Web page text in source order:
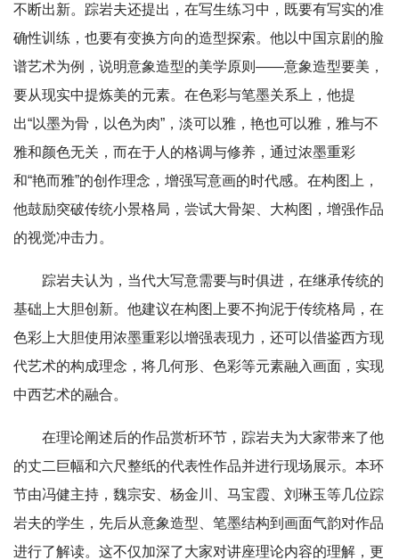
不断出新。踪岩夫还提出，在写生练习中，既要有写实的准
确性训练，也要有变换方向的造型探索。他以中国京剧的脸
谱艺术为例，说明意象造型的美学原则——意象造型要美，
要从现实中提炼美的元素。在色彩与笔墨关系上，他提
出“以墨为骨，以色为肉”，淡可以雅，艳也可以雅，雅与不
雅和颜色无关，而在于人的格调与修养，通过浓墨重彩
和“艳而雅”的创作理念，增强写意画的时代感。在构图上，
他鼓励突破传统小景格局，尝试大骨架、大构图，增强作品
的视觉冲击力。
踪岩夫认为，当代大写意需要与时俱进，在继承传统的
基础上大胆创新。他建议在构图上要不拘泥于传统格局，在
色彩上大胆使用浓墨重彩以增强表现力，还可以借鉴西方现
代艺术的构成理念，将几何形、色彩等元素融入画面，实现
中西艺术的融合。
在理论阐述后的作品赏析环节，踪岩夫为大家带来了他
的丈二巨幅和六尺整纸的代表性作品并进行现场展示。本环
节由冯健主持，魏宗安、杨金川、马宝霞、刘琳玉等几位踪
岩夫的学生，先后从意象造型、笔墨结构到画面气韵对作品
进行了解读。这不仅加深了大家对讲座理论内容的理解，更